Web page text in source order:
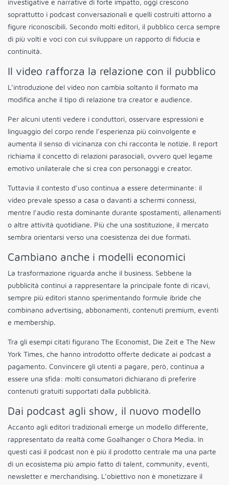
investigative e narrative di forte impatto, oggi crescono
soprattutto i podcast conversazionali e quelli costruiti attorno a
figure riconoscibili. Secondo molti editori, il pubblico cerca sempre
di più volti e voci con cui sviluppare un rapporto di fiducia e
continuità.
Il video rafforza la relazione con il pubblico
L’introduzione del video non cambia soltanto il formato ma
modifica anche il tipo di relazione tra creator e audience.
Per alcuni utenti vedere i conduttori, osservare espressioni e
linguaggio del corpo rende l’esperienza più coinvolgente e
aumenta il senso di vicinanza con chi racconta le notizie. Il report
richiama il concetto di relazioni parasociali, ovvero quel legame
emotivo unilaterale che si crea con personaggi e creator.
Tuttavia il contesto d’uso continua a essere determinante: il
video prevale spesso a casa o davanti a schermi connessi,
mentre l’audio resta dominante durante spostamenti, allenamenti
o altre attività quotidiane. Più che una sostituzione, il mercato
sembra orientarsi verso una coesistenza dei due formati.
Cambiano anche i modelli economici
La trasformazione riguarda anche il business. Sebbene la
pubblicità continui a rappresentare la principale fonte di ricavi,
sempre più editori stanno sperimentando formule ibride che
combinano advertising, abbonamenti, contenuti premium, eventi
e membership.
Tra gli esempi citati figurano The Economist, Die Zeit e The New
York Times, che hanno introdotto offerte dedicate ai podcast a
pagamento. Convincere gli utenti a pagare, però, continua a
essere una sfida: molti consumatori dichiarano di preferire
contenuti gratuiti supportati dalla pubblicità.
Dai podcast agli show, il nuovo modello
Accanto agli editori tradizionali emerge un modello differente,
rappresentato da realtà come Goalhanger o Chora Media. In
questi casi il podcast non è più il prodotto centrale ma una parte
di un ecosistema più ampio fatto di talent, community, eventi,
newsletter e merchandising. L’obiettivo non è monetizzare il